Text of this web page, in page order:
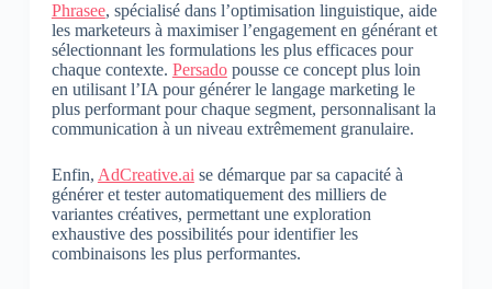
Phrasee, spécialisé dans l’optimisation linguistique, aide
les marketeurs à maximiser l’engagement en générant et
sélectionnant les formulations les plus efficaces pour
chaque contexte. Persadopousse ce concept plus loin
en utilisant l’IA pour générer le langage marketing le
plus performant pour chaque segment, personnalisant la
communication à un niveau extrêmement granulaire.
Enfin, AdCreative.ai se démarque par sa capacité à
générer et tester automatiquement des milliers de
variantes créatives, permettant une exploration
exhaustive des possibilités pour identifier les
combinaisons les plus performantes.